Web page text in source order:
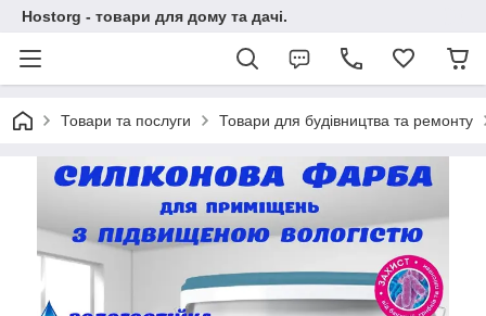
Hostorg - товари для дому та дачі.
Товари та послуги Товари для будівництва та ремонту